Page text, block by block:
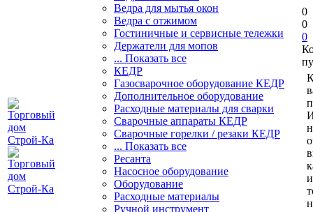
Ведра для мытья окон
Ведра с отжимом
Гостиничные и сервисные тележки
Держатели для мопов
... Показать все
КЕДР
Газосварочное оборудование КЕДР
Дополнительное оборудование
Расходные материалы для сварки
Сварочные аппараты КЕДР
Сварочные горелки / резаки КЕДР
... Показать все
Ресанта
Насосное оборудование
Оборудование
Расходные материалы
Ручной инструмент
0
0
0